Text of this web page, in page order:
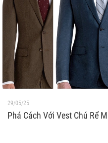
29/05/25
Phá Cách Với Vest Chú Rể